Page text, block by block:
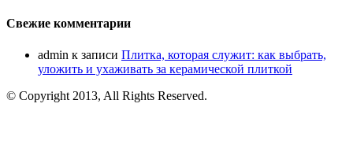
Свежие комментарии
admin к записи Плитка, которая служит: как выбрать,
уложить и ухаживать за керамической плиткой
© Copyright 2013, All Rights Reserved.